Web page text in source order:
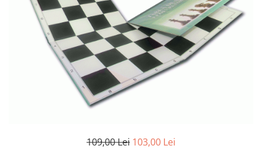
Finaluri
Instruire Generala
Instruire Generala
Lemn De Boxwood
Lemn De Carpen (hornbeam)
109,00 Lei 103,00 Lei